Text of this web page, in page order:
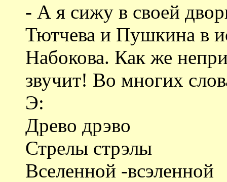
- А я сижу в своей
Тютчева и Пушкина в
Набокова. Как же
звучит! Во многих
Э:
Древо дрэво
Стрелы стрэлы
Вселенной -всэленной